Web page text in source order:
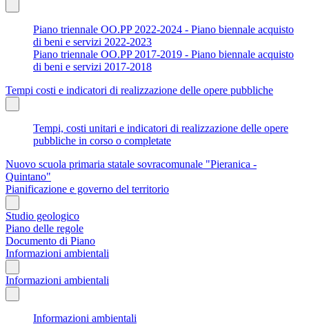
Piano triennale OO.PP 2022-2024 - Piano biennale acquisto
di beni e servizi 2022-2023
Piano triennale OO.PP 2017-2019 - Piano biennale acquisto
di beni e servizi 2017-2018
Tempi costi e indicatori di realizzazione delle opere pubbliche
Tempi, costi unitari e indicatori di realizzazione delle opere
pubbliche in corso o completate
Nuovo scuola primaria statale sovracomunale "Pieranica -
Quintano"
Pianificazione e governo del territorio
Studio geologico
Piano delle regole
Documento di Piano
Informazioni ambientali
Informazioni ambientali
Informazioni ambientali